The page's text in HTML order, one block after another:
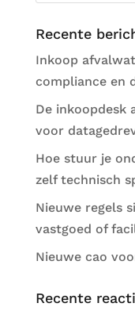
Recente
Inkoop
compliance en
De inkoopdesk
voor
Hoe stuur je
zelf technisch
Nieuwe regels
vastgoed of
Nieuwe cao
Recente